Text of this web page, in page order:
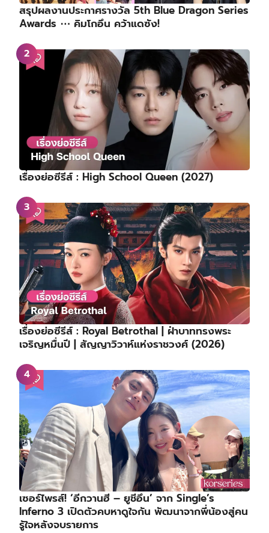
สรุปผลงานประกาศรางวัล 5th Blue Dragon Series
Awards ⋯ คิมโกอึน คว้าแดซัง!
เรื่องย่อซีรีส์ : High School Queen (2027)
เรื่องย่อซีรีส์ : Royal Betrothal | ฝ่าบาททรงพระ
เจริญหมื่นปี | สัญญาวิวาห์แห่งราชวงศ์ (2026)
เซอร์ไพรส์! ‘อีกวานฮี – ยูชีอึน’ จาก Single’s
Inferno 3 เปิดตัวคบหาดูใจกัน พัฒนาจากพี่น้องสู่คน
รู้ใจหลังจบรายการ